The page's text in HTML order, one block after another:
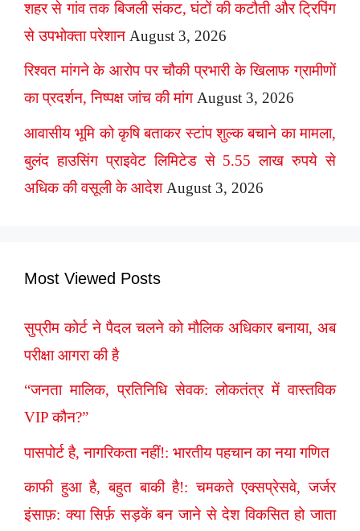
शहर से गांव तक बिजली संकट, घंटों की कटौती और ट्रिपिंग
से उपभोक्ता परेशान August 3, 2026
रिश्वत मांगने के आरोप पर चौकी प्रभारी के खिलाफ ग्रामीणों
का प्रदर्शन, निष्पक्ष जांच की मांग August 3, 2026
आवासीय भूमि को कृषि बताकर स्टांप शुल्क बचाने का मामला,
बुलंद हाउसिंग प्राइवेट लिमिटेड से 5.55 लाख रुपये से
अधिक की वसूली के आदेश August 3, 2026
Most Viewed Posts
सुप्रीम कोर्ट ने पैदल चलने को मौलिक अधिकार बनाया, अब
परीक्षा आगरा की है
“जनता मालिक, प्रतिनिधि सेवक: लोकतंत्र में वास्तविक
VIP कौन?”
पासपोर्ट है, नागरिकता नहीं!: भारतीय पहचान का नया गणित
काफी हुआ है, बहुत बाकी है!: चमकते एक्सप्रेसवे, जर्जर
इंसाफ़: क्या सिर्फ़ सड़कें बन जाने से देश विकसित हो जाता